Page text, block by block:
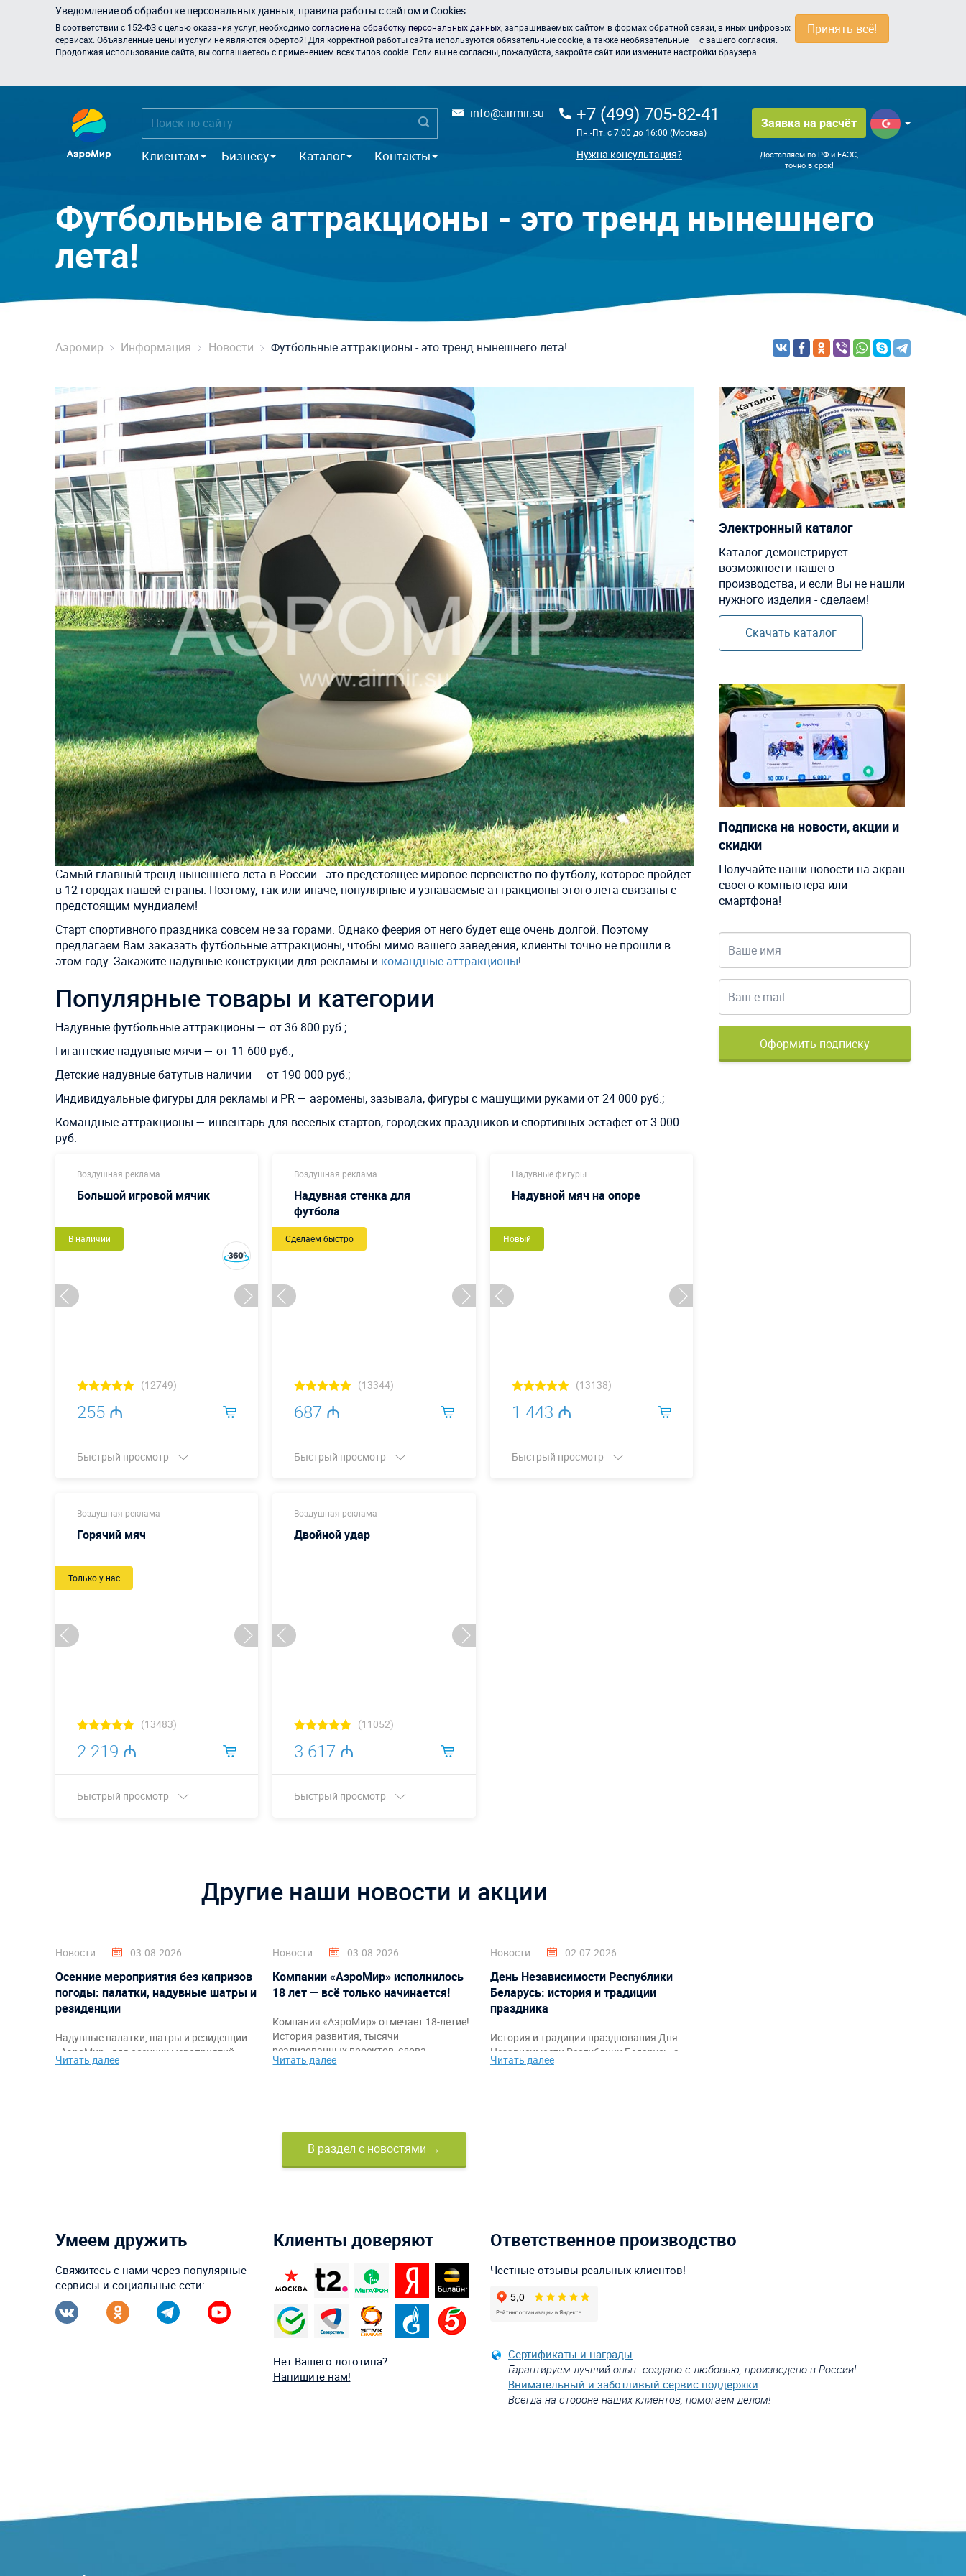
Принять всё!
Уведомление об обработке персональных данных, правила работы с сайтом и Cookies
В соответствии с 152-ФЗ с целью оказания услуг, необходимосогласие на обработку персональных данных , запрашиваемых сайтом в формах обратной связи, в иных цифровых
сервисах. Объявленные цены и услуги не являются офертой! Для корректной работы сайта используются обязательные cookie, а также необязательные — с вашего согласия.
Продолжая использование сайта, вы соглашаетесь с применением всех типов cookie. Если вы не согласны, пожалуйста, закройте сайт или измените настройки браузера.
Клиентам Бизнесу Каталог Контакты
info@airmir.su +7 (499) 705-82-41
Пн.-Пт. с 7:00 до 16:00 (Москва)
Нужна консультация?
Заявка на расчёт
Доставляем по РФ и ЕАЭС,
точно в срок!
Футбольные аттракционы - это тренд нынешнего
лета!
Аэромир Информация Новости Футбольные аттракционы - это тренд нынешнего лета!
Самый главный тренд нынешнего лета в России - это предстоящее мировое первенство по футболу, которое пройдет
в 12 городах нашей страны. Поэтому, так или иначе, популярные и узнаваемые аттракционы этого лета связаны с
предстоящим мундиалем!
Старт спортивного праздника совсем не за горами. Однако феерия от него будет еще очень долгой. Поэтому
предлагаем Вам заказать футбольные аттракционы, чтобы мимо вашего заведения, клиенты точно не прошли в
этом году. Закажите надувные конструкции для рекламы и командные аттракционы!
Популярные товары и категории
Надувные футбольные аттракционы — от 36 800 руб.;
Гигантские надувные мячи — от 11 600 руб.;
Детские надувные батутыв наличии — от 190 000 руб.;
Индивидуальные фигуры для рекламы и PR — аэромены, зазывала, фигуры с машущими руками от 24 000 руб.;
Командные аттракционы — инвентарь для веселых стартов, городских праздников и спортивных эстафет от 3 000
руб.
Воздушная реклама
Большой игровой мячик
В наличии
(12749)
255 ₼
Быстрый просмотр
Воздушная реклама
Надувная стенка для
футбола
Сделаем быстро
(13344)
687 ₼
Быстрый просмотр
Надувные фигуры
Надувной мяч на опоре
Новый
(13138)
1 443 ₼
Быстрый просмотр
Воздушная реклама
Горячий мяч
Только у нас
(13483)
2 219 ₼
Быстрый просмотр
Воздушная реклама
Двойной удар
(11052)
3 617 ₼
Быстрый просмотр
Другие наши новости и акции
Новости 03.08.2026
Осенние мероприятия без капризов
погоды: палатки, надувные шатры и
резиденции
Надувные палатки, шатры и резиденции
«АэроМир» для осенних мероприятий,
фестивалей, корпоративов, спортивных
Читать далее
Новости 03.08.2026
Компании «АэроМир» исполнилось
18 лет — всё только начинается!
Компания «АэроМир» отмечает 18-летие!
История развития, тысячи
реализованных проектов, слова
благодарности клиентам, партнёрам и
Читать далее
Новости 02.07.2026
День Независимости Республики
Беларусь: история и традиции
праздника
История и традиции празднования Дня
Независимости Республики Беларусь, а
также идеи тематического оформления
Читать далее
В раздел с новостями →
Электронный каталог
Каталог демонстрирует
возможности нашего
производства, и если Вы не нашли
нужного изделия - сделаем!
Скачать каталог
Подписка на новости, акции и
скидки
Получайте наши новости на экран
своего компьютера или
смартфона!
Оформить подписку
Умеем дружить
Свяжитесь с нами через популярные
сервисы и социальные сети:
Клиенты доверяют
Нет Вашего логотипа?
Напишите нам!
Ответственное производство
Честные отзывы реальных клиентов!
Сертификаты и награды
Гарантируем лучший опыт: создано с любовью, произведено в России!
Внимательный и заботливый сервис поддержки
Всегда на стороне наших клиентов, помогаем делом!